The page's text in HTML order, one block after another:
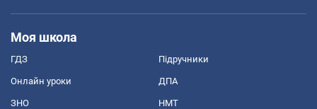
Моя школа
ГДЗ Підручники
Онлайн уроки ДПА
ЗНО НМТ